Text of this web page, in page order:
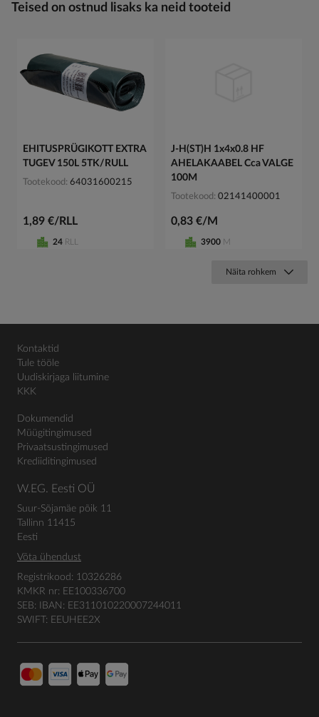
Teised on ostnud lisaks ka neid tooteid
EHITUSPRÜGIKOTT EXTRA
TUGEV 150L 5TK/RULL
Tootekood 64031600215
1,89 €/RLL
24 RLL
J-H(ST)H 1x4x0.8 HF
AHELAKAABEL Cca VALGE
100M
Tootekood 02141400001
0,83 €/M
3900 M
Näita rohkem
Kontaktid
Tule tööle
Uudiskirjaga liitumine
KKK
Dokumendid
Müügitingimused
Privaatsustingimused
Krediiditingimused
W.EG. Eesti OÜ
Suur-Sõjamäe põik 11
Tallinn 11415
Eesti
Võta ühendust
Registrikood: 10326286
KMKR nr: EE100336700
SEB: IBAN: EE311010220007244011
SWIFT: EEUHEE2X